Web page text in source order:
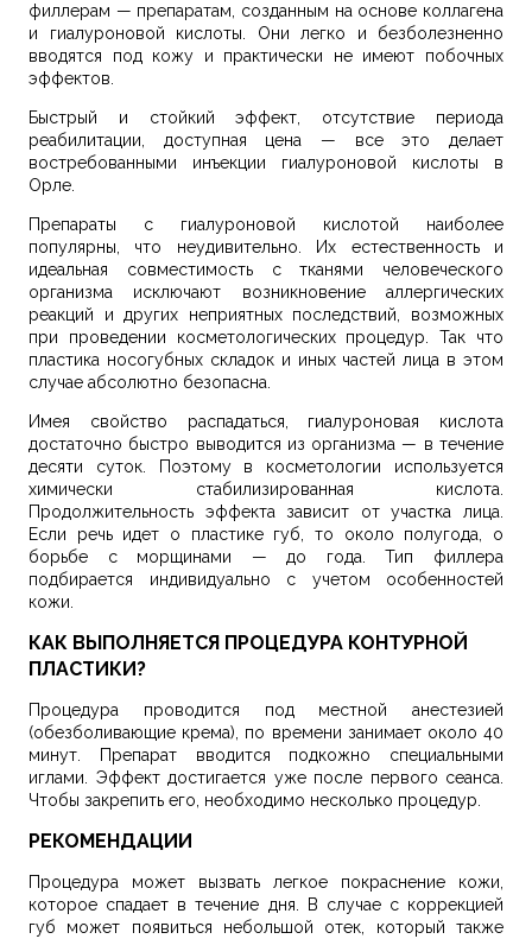
филлерам — препаратам, созданным на основе коллагена
и гиалуроновой кислоты. Они легко и безболезненно
вводятся под кожу и практически не имеют побочных
эффектов.
Быстрый и стойкий эффект, отсутствие периода
реабилитации, доступная цена — все это делает
востребованными инъекции гиалуроновой кислоты в
Орле.
Препараты с гиалуроновой кислотой наиболее
популярны, что неудивительно. Их естественность и
идеальная совместимость с тканями человеческого
организма исключают возникновение аллергических
реакций и других неприятных последствий, возможных
при проведении косметологических процедур. Так что
пластика носогубных складок и иных частей лица в этом
случае абсолютно безопасна.
Имея свойство распадаться, гиалуроновая кислота
достаточно быстро выводится из организма — в течение
десяти суток. Поэтому в косметологии используется
химически стабилизированная кислота.
Продолжительность эффекта зависит от участка лица.
Если речь идет о пластике губ, то около полугода, о
борьбе с морщинами — до года. Тип филлера
подбирается индивидуально с учетом особенностей
кожи.
КАК ВЫПОЛНЯЕТСЯ ПРОЦЕДУРА КОНТУРНОЙ
ПЛАСТИКИ?
Процедура проводится под местной анестезией
(обезболивающие крема), по времени занимает около 40
минут. Препарат вводится подкожно специальными
иглами. Эффект достигается уже после первого сеанса.
Чтобы закрепить его, необходимо несколько процедур.
РЕКОМЕНДАЦИИ
Процедура может вызвать легкое покраснение кожи,
которое спадает в течение дня. В случае с коррекцией
губ может появиться небольшой отек, который также